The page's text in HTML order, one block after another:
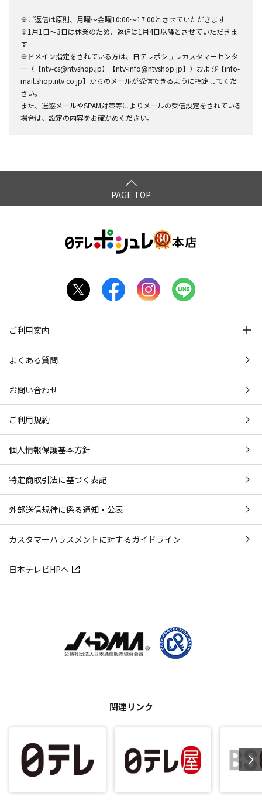
※ご返信は原則、月曜～金曜10:00～17:00とさせていただきます
※1月1日～3日は休業のため、返信は1月4日以降とさせていただきま
す
※ドメイン指定をされている方は、日テレポシュレカスタマーセンタ
ー（【ntv-cs@ntvshop.jp】【ntv-info@ntvshop.jp】）および【info-
mail.shop.ntv.co.jp】からのメールが受信できるように指定してくだ
さい。
また、迷惑メールやSPAM対策等によりメールの受信設定をされている
場合は、設定の内容をお確かめください。
PAGE TOP
ご利用案内
よくある質問
お問い合わせ
ご利用規約
個人情報保護基本方針
特定商取引法に基づく表記
外部送信規律に係る通知・公表
カスタマーハラスメントに対するガイドライン
日本テレビHPへ
関連リンク